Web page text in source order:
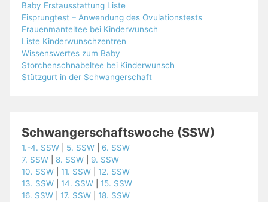
Baby Erstausstattung Liste
Eisprungtest – Anwendung des Ovulationstests
Frauenmanteltee bei Kinderwunsch
Liste Kinderwunschzentren
Wissenswertes zum Baby
Storchenschnabeltee bei Kinderwunsch
Stützgurt in der Schwangerschaft
Schwangerschaftswoche (SSW)
1.-4. SSW 5. SSW
6. SSW
7. SSW
8. SSW
9. SSW
10. SSW |11. SSW |12. SSW
13. SSW |14. SSW |15. SSW
16. SSW |17. SSW |18. SSW